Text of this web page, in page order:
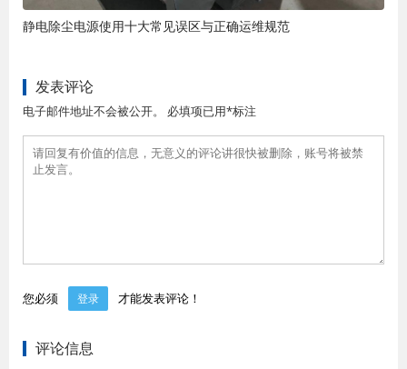
静电除尘电源使用十大常见误区与正确运维规范
发表评论
电子邮件地址不会被公开。 必填项已用*标注
您必须 登录 才能发表评论！
评论信息